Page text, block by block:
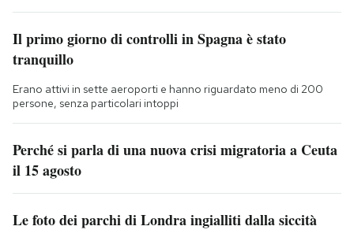
Il primo giorno di controlli in Spagna è stato
tranquillo
Erano attivi in sette aeroporti e hanno riguardato meno di 200
persone, senza particolari intoppi
Perché si parla di una nuova crisi migratoria a Ceuta
il 15 agosto
Le foto dei parchi di Londra ingialliti dalla siccità